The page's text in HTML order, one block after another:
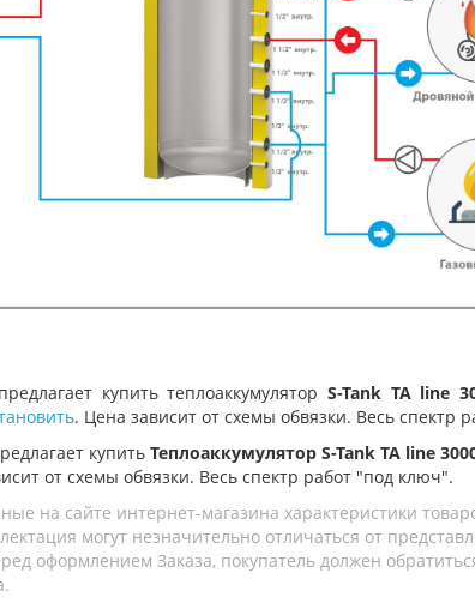
купить теплоаккумуляторS-Tank TA line
. Цена зависит от схемы обвязки. Весь спектр
купить Теплоаккумулятор S-Tank TA line
от схемы обвязки. Весь спектр работ "под ключ".
на сайте интернет-магазина характеристики
могут незначительно отличаться от
оформлением Заказа, покупатель должен